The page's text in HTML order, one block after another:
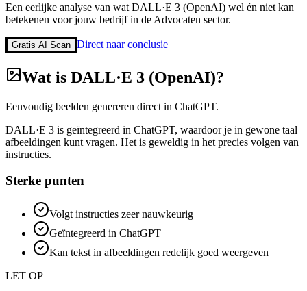
Een eerlijke analyse van wat DALL·E 3 (OpenAI) wel én niet kan
betekenen voor jouw bedrijf in de Advocaten sector.
Gratis AI Scan Direct naar conclusie
Wat is DALL·E 3 (OpenAI)?
Eenvoudig beelden genereren direct in ChatGPT.
DALL·E 3 is geïntegreerd in ChatGPT, waardoor je in gewone taal
afbeeldingen kunt vragen. Het is geweldig in het precies volgen van
instructies.
Sterke punten
Volgt instructies zeer nauwkeurig
Geïntegreerd in ChatGPT
Kan tekst in afbeeldingen redelijk goed weergeven
LET OP